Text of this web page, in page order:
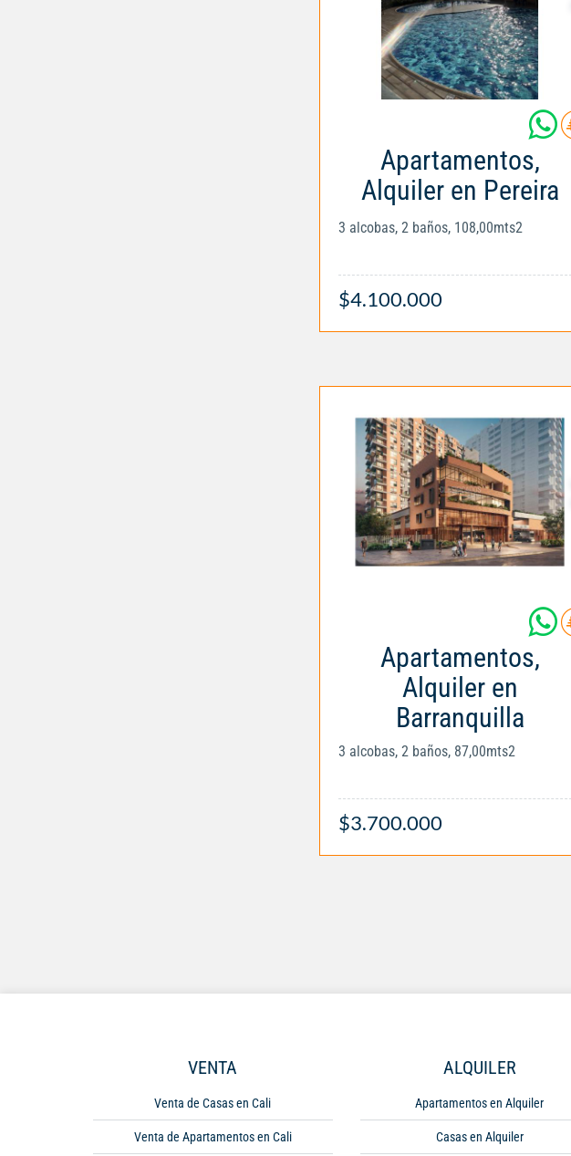
Apartamentos,
Alquiler en Pereira
3 alcobas, 2 baños, 108,00mts2
$4.100.000
Apartamentos,
Alquiler en
Barranquilla
3 alcobas, 2 baños, 87,00mts2
$3.700.000
VENTA
Venta de Casas en Cali
Venta de Apartamentos en Cali
ALQUILER
Apartamentos en Alquiler
Casas en Alquiler